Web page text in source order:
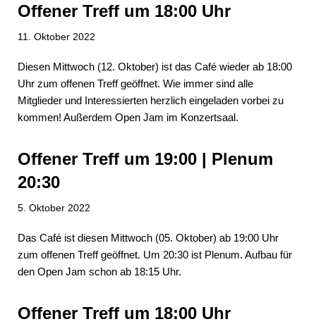
Offener Treff um 18:00 Uhr
11. Oktober 2022
Diesen Mittwoch (12. Oktober) ist das Café wieder ab 18:00
Uhr zum offenen Treff geöffnet. Wie immer sind alle
Mitglieder und Interessierten herzlich eingeladen vorbei zu
kommen! Außerdem Open Jam im Konzertsaal.
Offener Treff um 19:00 | Plenum
20:30
5. Oktober 2022
Das Café ist diesen Mittwoch (05. Oktober) ab 19:00 Uhr
zum offenen Treff geöffnet. Um 20:30 ist Plenum. Aufbau für
den Open Jam schon ab 18:15 Uhr.
Offener Treff um 18:00 Uhr